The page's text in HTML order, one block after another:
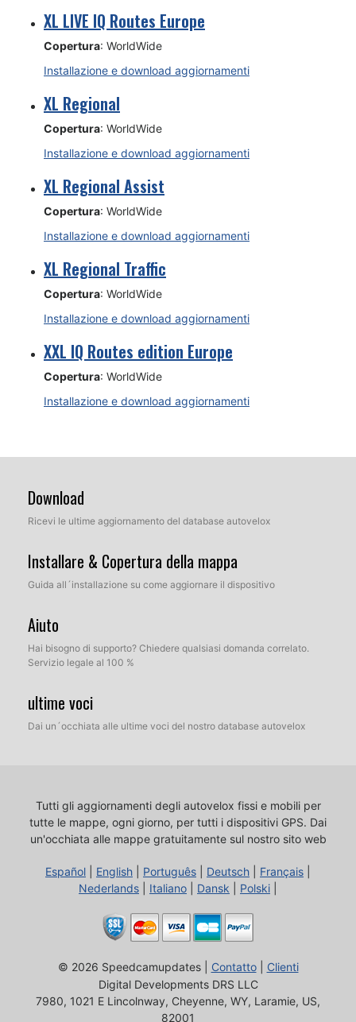
XL LIVE IQ Routes Europe
Copertura: WorldWide
Installazione e download aggiornamenti
XL Regional
Copertura: WorldWide
Installazione e download aggiornamenti
XL Regional Assist
Copertura: WorldWide
Installazione e download aggiornamenti
XL Regional Traffic
Copertura: WorldWide
Installazione e download aggiornamenti
XXL IQ Routes edition Europe
Copertura: WorldWide
Installazione e download aggiornamenti
Download
Ricevi le ultime aggiornamento del database autovelox
Installare & Copertura della mappa
Guida all´installazione su come aggiornare il dispositivo
Aiuto
Hai bisogno di supporto? Chiedere qualsiasi domanda correlato.
Servizio legale al 100 %
ultime voci
Dai un´occhiata alle ultime voci del nostro database autovelox
Tutti gli aggiornamenti degli autovelox fissi e mobili per
tutte le mappe, ogni giorno, per tutti i dispositivi GPS. Dai
un'occhiata alle mappe gratuitamente sul nostro sito web
Español English Português Deutsch Français
Nederlands
Italiano Dansk Polski
© 2026 Speedcamupdates | Contatto| Clienti
Digital Developments DRS LLC
7980, 1021 E Lincolnway, Cheyenne, WY, Laramie, US,
82001